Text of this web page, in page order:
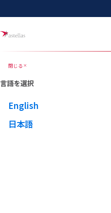
閉じる close
言語を選択
English
日本語